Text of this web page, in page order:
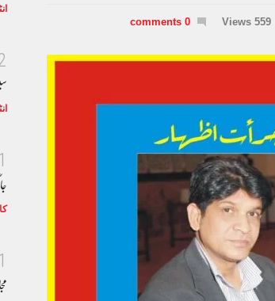
559 Views
0 comments
1
1